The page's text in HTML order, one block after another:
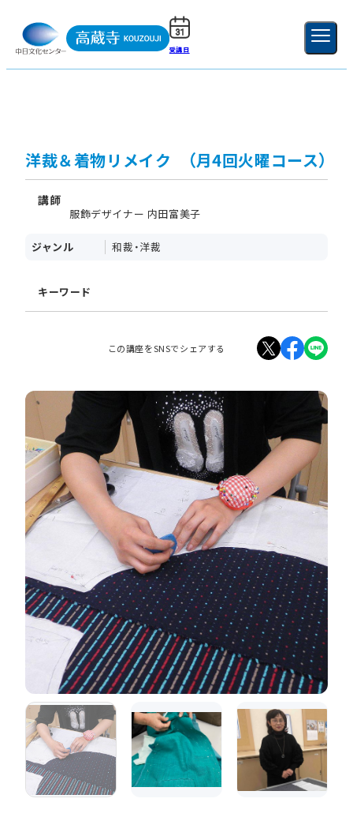
受講日 新規登録
洋裁＆着物リメイク （月4回火曜コース）
講師
服飾デザイナー 内田富美子
ジャンル 和裁・洋裁
キーワード
この講座をSNSでシェアする